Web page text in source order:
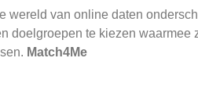
wereld van online daten
doelgroepen te kiezen waarmee
Match4Me